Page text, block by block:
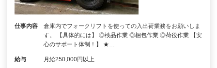
仕事内容
倉庫内でフォークリフトを使っての入出荷業務をお願いしま
す。 【具体的には】 ◎検品作業 ◎梱包作業 ◎荷役作業 【安
心のサポート体制！】 ★…
給与 月給250,000円以上